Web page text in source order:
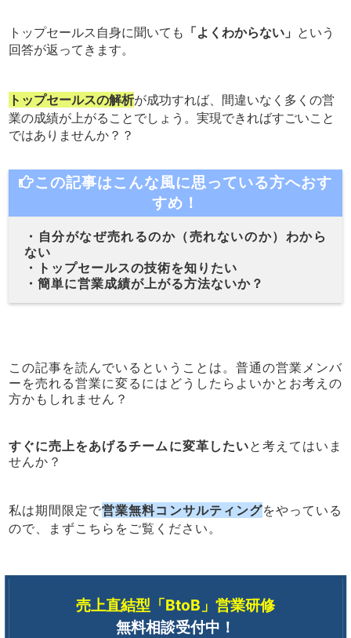
トップセールス自身に聞いても 「よくわからない」 という
回答が返ってきます。
トップセールスの解析が成功すれば、間違いなく多くの営
業の成績が上がることでしょう。実現できればすごいこと
ではありませんか？？
この記事はこんな風に思っている方へおす
すめ！
・自分がなぜ売れるのか（売れないのか）わから
ない
・トップセールスの技術を知りたい
・簡単に営業成績が上がる方法ないか？
この記事を読んでいるということは。普通の営業メンバ
ーを売れる営業に変るにはどうしたらよいかとお考えの
方かもしれません？
すぐに売上をあげるチームに変革したいと考えてはいま
せんか？
私は期間限定で営業無料コンサルティングをやっている
ので、まずこちらをご覧ください。
売上直結型「BtoB」営業研修
無料相談受付中！